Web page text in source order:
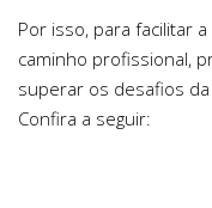
Por isso, para facilitar
caminho profissional,
superar os desafios
Confira a seguir: